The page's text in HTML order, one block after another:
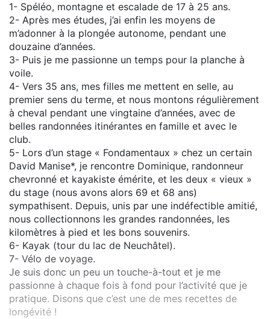
1- Spéléo, montagne et escalade de 17 à 25 ans.
2- Après mes études, j’ai enfin les moyens de
m’adonner à la plongée autonome, pendant une
douzaine d’années.
3- Puis je me passionne un temps pour la planche à
voile.
4- Vers 35 ans, mes filles me mettent en selle, au
premier sens du terme, et nous montons régulièrement
à cheval pendant une vingtaine d’années, avec de
belles randonnées itinérantes en famille et avec le
club.
5- Lors d’un stage « Fondamentaux » chez un certain
David Manise*, je rencontre Dominique, randonneur
chevronné et kayakiste émérite, et les deux « vieux »
du stage (nous avons alors 69 et 68 ans)
sympathisent. Depuis, unis par une indéfectible amitié,
nous collectionnons les grandes randonnées, les
kilomètres à pied et les bons souvenirs.
6- Kayak (tour du lac de Neuchâtel).
7- Vélo de voyage.
Je suis donc un peu un touche-à-tout et je me
passionne à chaque fois à fond pour l’activité que je
pratique. Disons que c’est une de mes recettes de
longévité !